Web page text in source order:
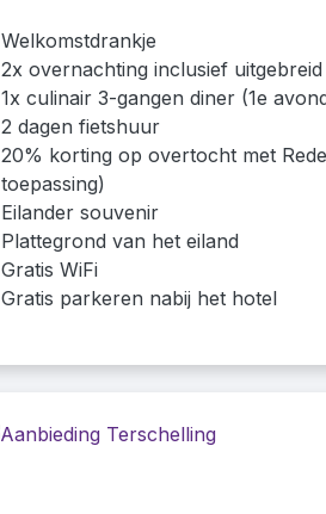
Welkomstdrankje
2x overnachting inclusief
1x culinair 3-gangen diner (1e
2 dagen fietshuur
20% korting op overtocht met
toepassing)
Eilander souvenir
Plattegrond van het eiland
Gratis WiFi
Gratis parkeren nabij het hotel